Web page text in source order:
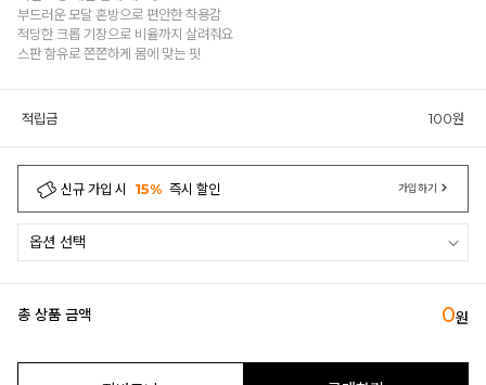
부드러운 모달 혼방으로 편안한 착용감
적당한 크롭 기장으로 비율까지 살려줘요
스판 함유로 쫀쫀하게 몸에 맞는 핏
적립금 100원
신규 가입 시 15% 즉시 할인 가입하기
총 상품 금액 0원